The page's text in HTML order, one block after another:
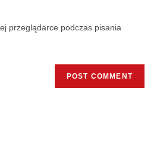
przeglądarce podczas pisania